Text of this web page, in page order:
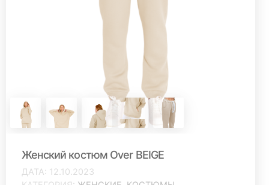
Женский костюм Over BEIGE
ДАТА 12.10.2023